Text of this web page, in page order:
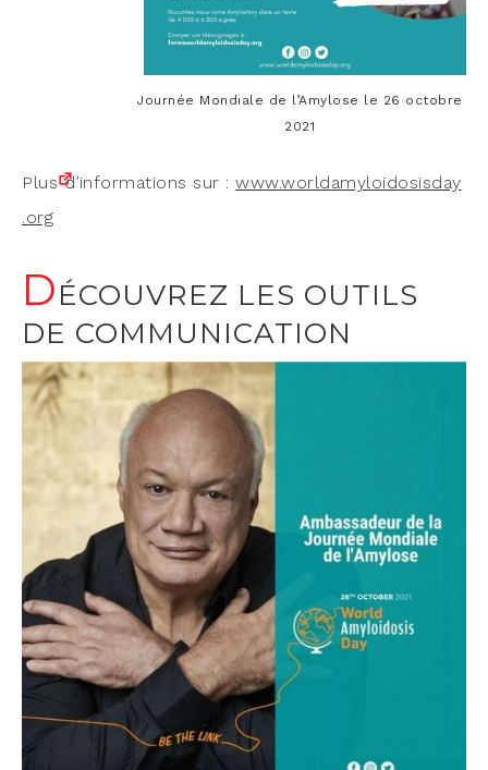
Jour­née Mon­diale de l’A­my­lose le 26 octobre
2021
Plus d’informations sur : www​.worl​da​my​loi​do​sis​day​
.org
DÉCOUVREZ LES OUTILS
DE COMMUNICATION